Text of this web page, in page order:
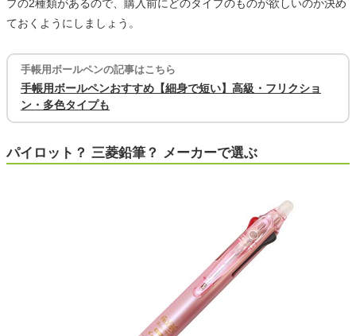
プの2種類があるので、購入前にどのタイプのものが欲しいのか決め
ておくようにしましょう。
手帳用ボールペンの記事はこちら
手帳用ボールペンおすすめ【細身で短い】高級・フリクショ
ン・多色タイプも
パイロット？ 三菱鉛筆？ メーカーで選ぶ